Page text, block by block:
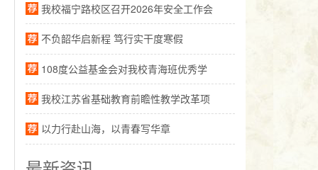
我校福宁路校区召开2026年安全工作会
不负韶华启新程 笃行实干度寒假
108度公益基金会对我校青海班优秀学
我校江苏省基础教育前瞻性教学改革项
以力行赴山海，以青春写华章